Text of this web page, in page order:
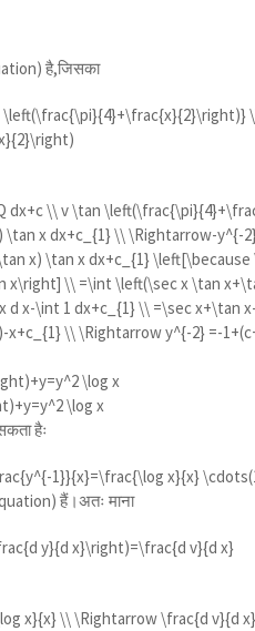
है,जिसका
dx+c \\ v \tan
x dx+c_{1} \\ \Rightarrow-y^{-
x) \tan x dx+c_{1}
\\ =\int \left(\sec x \tan
d x-\int 1 dx+c_{1} \\ =\sec x+\tan
\\ \Rightarrow y^{-2} =-
\log x
\log x
हैः
1}}{x}=\frac{\log x}{x}
हैं।अतः माना
y}{d x}\right)=\frac{d v}{d x}
x}{x} \\ \Rightarrow \frac{d v}{d